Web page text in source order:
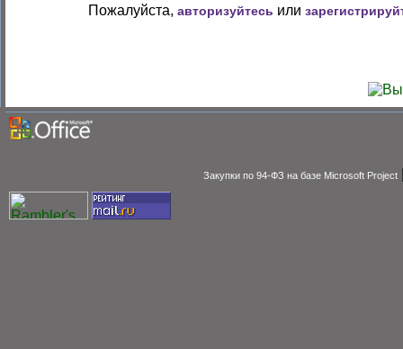
Пожалуйста, авторизуйтесь или
Закупки по 94-ФЗ на базе Microsoft Project